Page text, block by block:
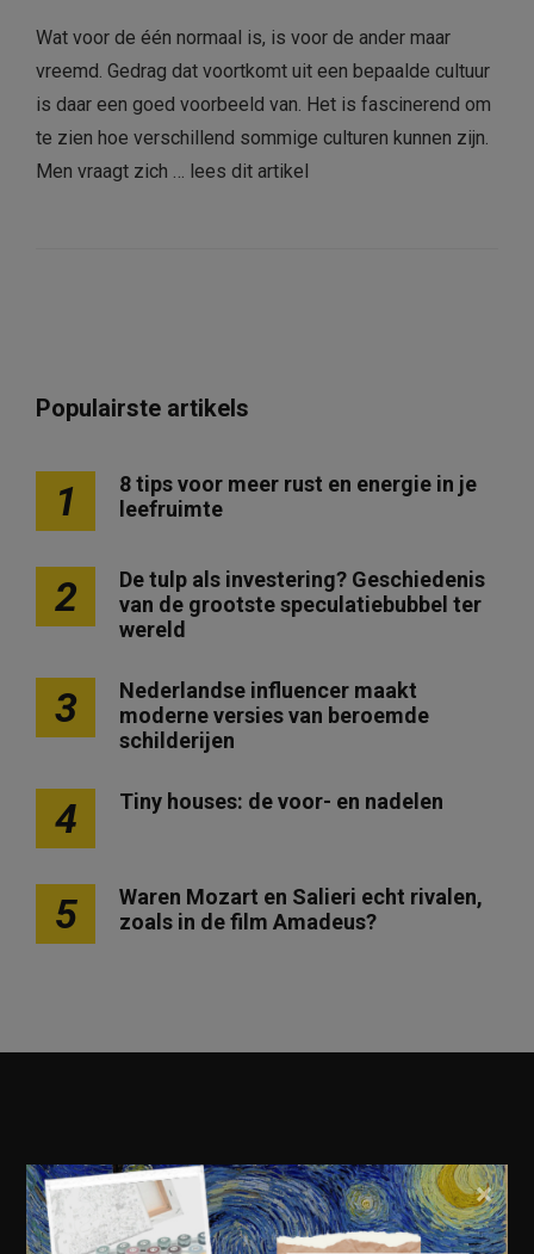
Wat voor de één normaal is, is voor de ander maar
vreemd. Gedrag dat voortkomt uit een bepaalde cultuur
is daar een goed voorbeeld van. Het is fascinerend om
te zien hoe verschillend sommige culturen kunnen zijn.
Men vraagt zich … lees dit artikel
Populairste artikels
1
8 tips voor meer rust en energie in je
leefruimte
2
De tulp als investering? Geschiedenis
van de grootste speculatiebubbel ter
wereld
3
Nederlandse influencer maakt
moderne versies van beroemde
schilderijen
4 Tiny houses: de voor- en nadelen
5
Waren Mozart en Salieri echt rivalen,
zoals in de film Amadeus?
Geschiedenis
×